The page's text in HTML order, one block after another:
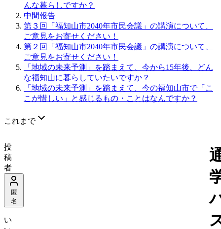
んな暮らしですか？
中間報告
第３回「福知山市2040年市民会議」の講演について、
ご意見をお寄せください！
第２回「福知山市2040年市民会議」の講演について、
ご意見をお寄せください！
「地域の未来予測」を踏まえて、今から15年後、どん
な福知山に暮らしていたいですか？
「地域の未来予測」を踏まえて、今の福知山市で「こ
こが惜しい」と感じるもの・ことはなんですか？
これまで
投
稿
者
匿
名
い